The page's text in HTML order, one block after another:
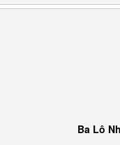
Ba Lô